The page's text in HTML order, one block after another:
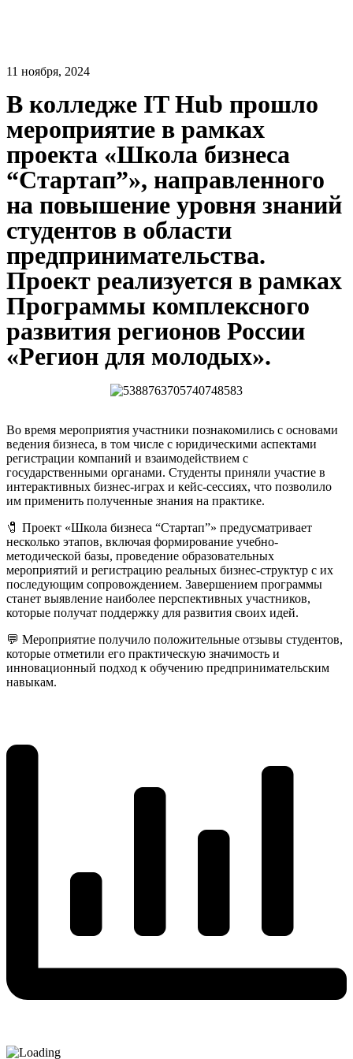
11 ноября, 2024
В колледже IT Hub прошло
мероприятие в рамках
проекта «Школа бизнеса
“Стартап”», направленного
на повышение уровня знаний
студентов в области
предпринимательства.
Проект реализуется в рамках
Программы комплексного
развития регионов России
«Регион для молодых».
Во время мероприятия участники познакомились с основами
ведения бизнеса, в том числе с юридическими аспектами
регистрации компаний и взаимодействием с
государственными органами. Студенты приняли участие в
интерактивных бизнес-играх и кейс-сессиях, что позволило
им применить полученные знания на практике.
🧷 Проект «Школа бизнеса “Стартап”» предусматривает
несколько этапов, включая формирование учебно-
методической базы, проведение образовательных
мероприятий и регистрацию реальных бизнес-структур с их
последующим сопровождением. Завершением программы
станет выявление наиболее перспективных участников,
которые получат поддержку для развития своих идей.
💬 Мероприятие получило положительные отзывы студентов,
которые отметили его практическую значимость и
инновационный подход к обучению предпринимательским
навыкам.